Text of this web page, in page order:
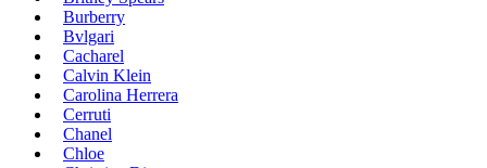
Burberry
Bvlgari
Cacharel
Calvin Klein
Carolina Herrera
Cerruti
Chanel
Chloe